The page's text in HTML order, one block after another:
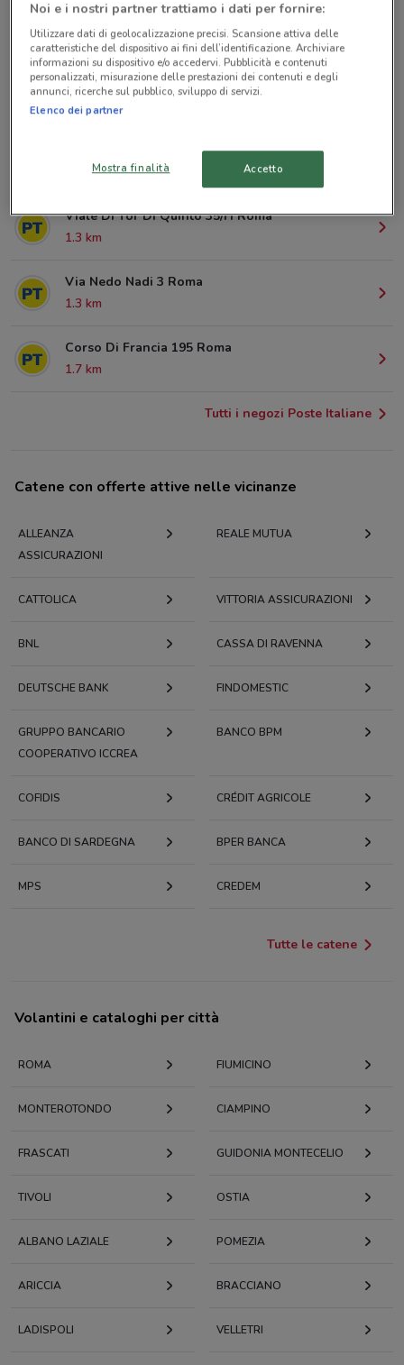
© MapTiler© OpenStreetMap contributors
Piazzale Della Farnesina 1 Roma
579 m
Piazzale Delle Medaglie D'Oro 46 Roma
1.2 km
Viale Di Tor Di Quinto 35/H Roma
1.3 km
Via Nedo Nadi 3 Roma
1.3 km
Corso Di Francia 195 Roma
1.7 km
Tutti i negozi Poste Italiane
Catene con offerte attive nelle vicinanze
ALLEANZA
ASSICURAZIONI
REALE MUTUA
CATTOLICA VITTORIA ASSICURAZIONI
BNL CASSA DI RAVENNA
DEUTSCHE BANK FINDOMESTIC
GRUPPO BANCARIO
COOPERATIVO ICCREA
BANCO BPM
COFIDIS CRÉDIT AGRICOLE
BANCO DI SARDEGNA BPER BANCA
MPS CREDEM
Tutte le catene
Volantini e cataloghi per città
ROMA FIUMICINO
MONTEROTONDO CIAMPINO
FRASCATI GUIDONIA MONTECELIO
TIVOLI OSTIA
ALBANO LAZIALE POMEZIA
ARICCIA BRACCIANO
LADISPOLI VELLETRI
Noi e i nostri partner trattiamo i dati per fornire:
Utilizzare dati di geolocalizzazione precisi. Scansione attiva delle
caratteristiche del dispositivo ai fini dell’identificazione. Archiviare
informazioni su dispositivo e/o accedervi. Pubblicità e contenuti
personalizzati, misurazione delle prestazioni dei contenuti e degli
annunci, ricerche sul pubblico, sviluppo di servizi.
Elenco dei partner
Mostra finalità Accetto